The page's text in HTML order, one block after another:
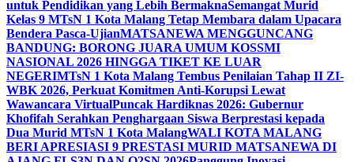
untuk Pendidikan yang Lebih BermaknaSemangat Murid
Kelas 9 MTsN 1 Kota Malang Tetap Membara dalam Upacara
Bendera Pasca-UjianMATSANEWA MENGGUNCANG
BANDUNG: BORONG JUARA UMUM KOSSMI
NASIONAL 2026 HINGGA TIKET KE LUAR
NEGERIMTsN 1 Kota Malang Tembus Penilaian Tahap II ZI-
WBK 2026, Perkuat Komitmen Anti-Korupsi Lewat
Wawancara VirtualPuncak Hardiknas 2026: Gubernur
Khofifah Serahkan Penghargaan Siswa Berprestasi kepada
Dua Murid MTsN 1 Kota MalangWALI KOTA MALANG
BERI APRESIASI 9 PRESTASI MURID MATSANEWA DI